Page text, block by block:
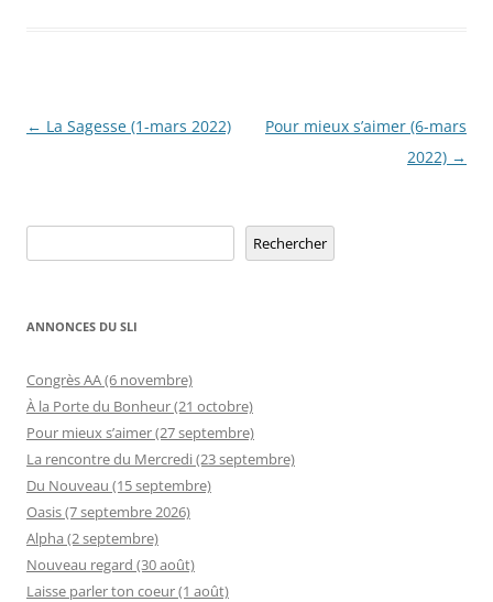
Navigation
← La Sagesse (1-mars 2022)
Pour mieux s’aimer (6-mars
2022) →
Rechercher
ANNONCES DU SLI
Congrès AA (6 novembre)
À la Porte du Bonheur (21 octobre)
Pour mieux s’aimer (27 septembre)
La rencontre du Mercredi (23 septembre)
Du Nouveau (15 septembre)
Oasis (7 septembre 2026)
Alpha (2 septembre)
Nouveau regard (30 août)
Laisse parler ton coeur (1 août)